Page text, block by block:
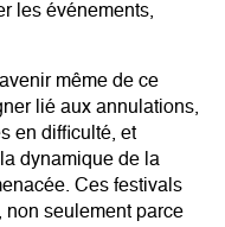
les événements,
même de ce
lié aux annulations,
en difficulté, et
dynamique de la
Ces festivals
non seulement parce